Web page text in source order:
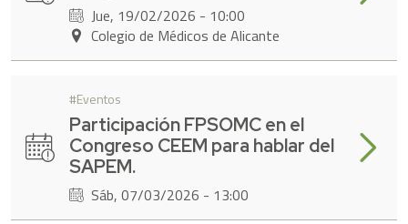
Jue, 19/02/2026 - 10:00
Colegio de Médicos de Alicante
Eventos
Participación FPSOMC en el
Congreso CEEM para hablar del
SAPEM.
Sáb, 07/03/2026 - 13:00
Leer más